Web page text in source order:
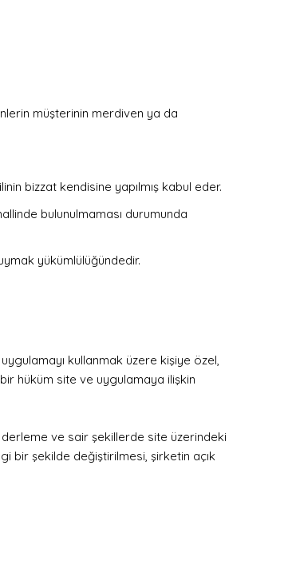
müşterinin merdiven ya da
bizzat kendisine yapılmış kabul eder.
bulunulmaması durumunda
yükümlülüğündedir.
kullanmak üzere kişiye özel,
hüküm site ve uygulamaya ilişkin
ve sair şekillerde site üzerindeki
bir şekilde değiştirilmesi, şirketin açık